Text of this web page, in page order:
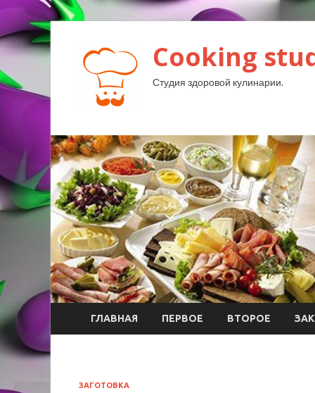
Cooking
Студия здоровой кулинарии.
ГЛАВНАЯ ПЕРВОЕ ВТОРОЕ
ЗАГОТОВКА